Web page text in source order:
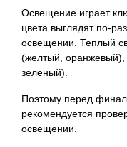
Освещение играет
цвета выглядят по-
освещении. Теплый
(желтый,
зеленый).
Поэтому перед
рекомендуется
освещении.